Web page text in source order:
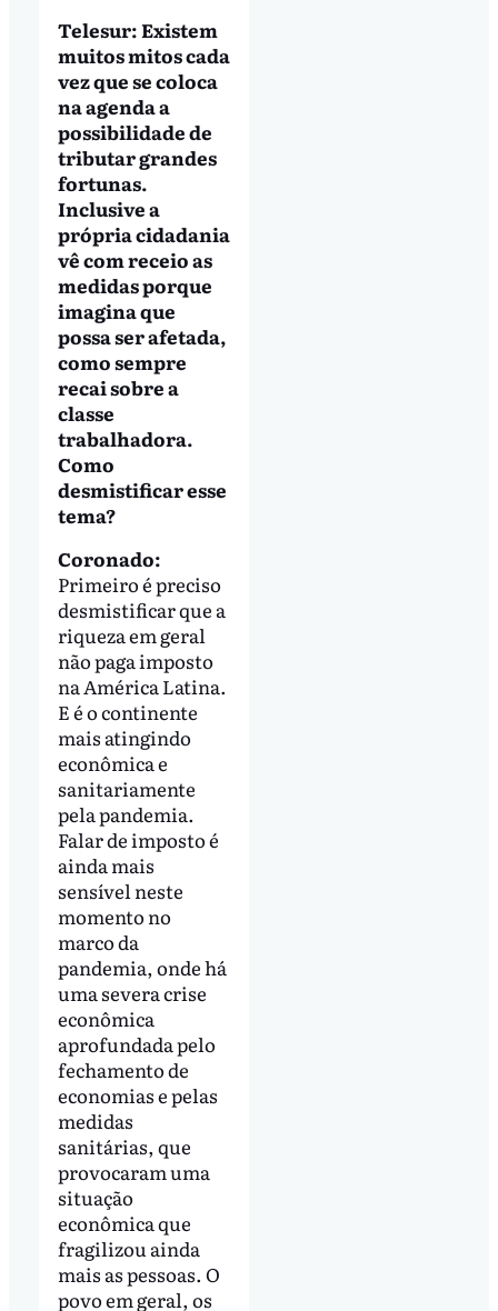
Telesur: Existem
muitos mitos cada
vez que se coloca
na agenda a
possibilidade de
tributar grandes
fortunas.
Inclusive a
própria cidadania
vê com receio as
medidas porque
imagina que
possa ser afetada,
como sempre
recai sobre a
classe
trabalhadora.
Como
desmistificar esse
tema?
Coronado:
Primeiro é preciso
desmistificar que a
riqueza em geral
não paga imposto
na América Latina.
E é o continente
mais atingindo
econômica e
sanitariamente
pela pandemia.
Falar de imposto é
ainda mais
sensível neste
momento no
marco da
pandemia, onde há
uma severa crise
econômica
aprofundada pelo
fechamento de
economias e pelas
medidas
sanitárias, que
provocaram uma
situação
econômica que
fragilizou ainda
mais as pessoas. O
povo em geral, os